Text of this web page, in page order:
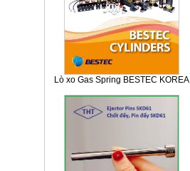
Lò xo Gas Spring BESTEC KOREA